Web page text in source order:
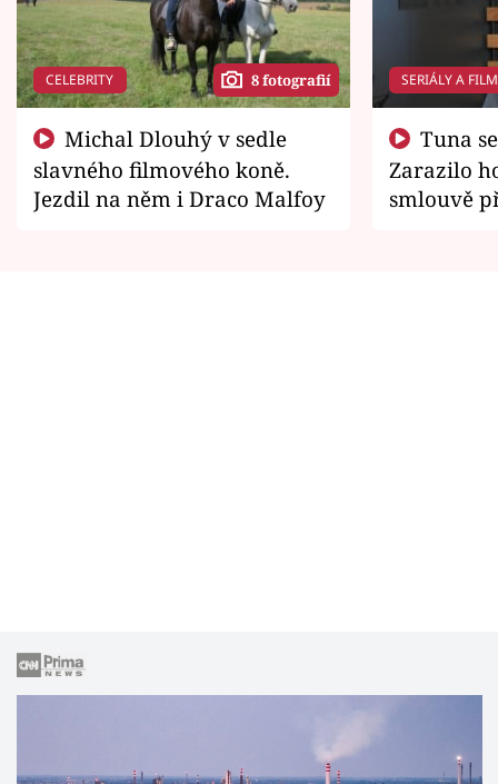
CELEBRITY 8 fotografií
slavného filmového koně.
Jezdil na něm i Draco Malfoy
SERIÁLY A
Zarazilo
smlouvě